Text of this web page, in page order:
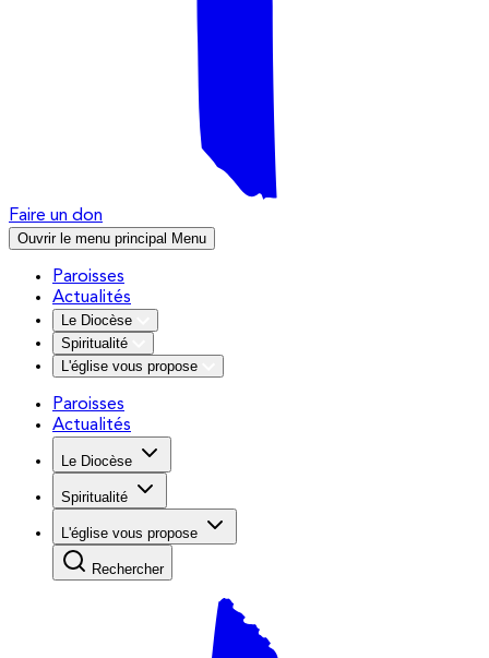
Faire un don
Ouvrir le menu principal Menu
Paroisses
Actualités
Le Diocèse
Spiritualité
L'église vous propose
Paroisses
Actualités
Le Diocèse
Spiritualité
L'église vous propose
Rechercher